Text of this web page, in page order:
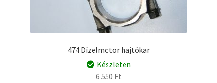
474 Dízelmotor hajtókar
Készleten
6 550 Ft